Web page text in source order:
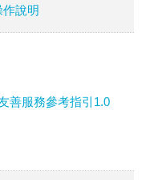
作說明
善服務參考指引1.0